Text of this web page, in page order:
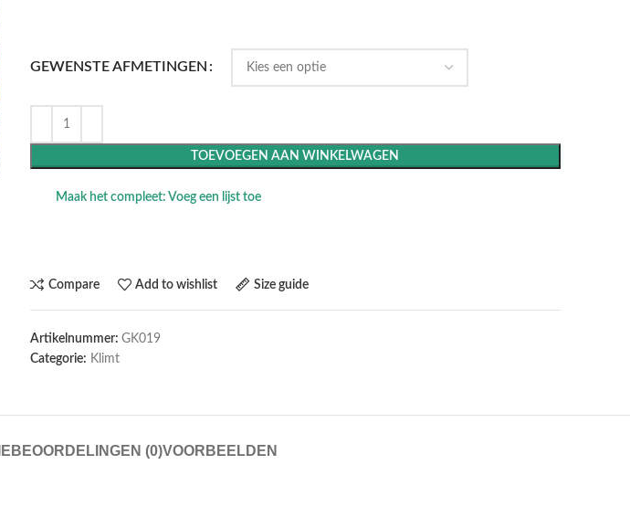
GEWENSTE AFMETINGEN
TOEVOEGEN AAN WINKELWAGEN
Maak het compleet: Voeg een lijst toe
Compare Add to wishlist Size guide
Artikelnummer: GK019
Categorie: Klimt
BEOORDELINGEN (0)VOORBEELDEN